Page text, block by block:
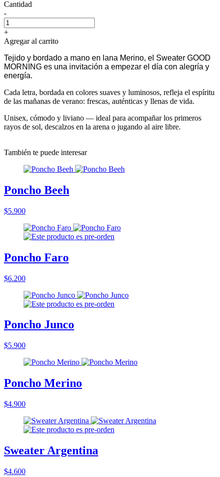
Cantidad
-
+
Agregar al carrito
Tejido y bordado a mano en lana Merino, el Sweater GOOD
MORNING es una invitación a empezar el día con alegría y
energía.
Cada letra, bordada en colores suaves y luminosos, refleja el espíritu
de las mañanas de verano: frescas, auténticas y llenas de vida.
Unisex, cómodo y liviano — ideal para acompañar los primeros
rayos de sol, descalzos en la arena o jugando al aire libre.
También te puede interesar
Poncho Beeh
$5.900
Poncho Faro
$6.200
Poncho Junco
$5.900
Poncho Merino
$4.900
Sweater Argentina
$4.600